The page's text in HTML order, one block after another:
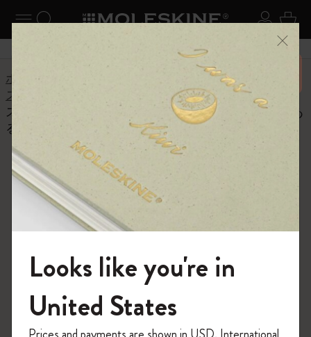
ナビゲーションの切替 ログ
検索 (キーワードなど) カ
6,500円以上のご購入で送料無料 メニ
ーを閉じる
ホーム
スマートライティングセット
スマートペンのLEDの表示カラーにはどんな意味があ
るのですか？
よくある質問に戻る
スマートペンのLEDの表示カラ
ーにはどんな意味があるのです
ブルー：スマートペンはペアリング中であり、まだデバ
イスとの同期が完了していない。
グリーン：スマートペンがアプリに接続済み、 モレス
キンスマートノートブック、スマートプランナーの使用
モレスキンの世界へようこそ
Looks like you're in
United States